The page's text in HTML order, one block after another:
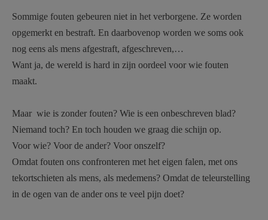
Sommige fouten gebeuren niet in het verborgene. Ze worden
opgemerkt en bestraft. En daarbovenop worden we soms ook
nog eens als mens afgestraft, afgeschreven,…
Want ja, de wereld is hard in zijn oordeel voor wie fouten
maakt.
Maar wie is zonder fouten? Wie is een onbeschreven blad?
Niemand toch? En toch houden we graag die schijn op.
Voor wie? Voor de ander? Voor onszelf?
Omdat fouten ons confronteren met het eigen falen, met ons
tekortschieten als mens, als medemens? Omdat de teleurstelling
in de ogen van de ander ons te veel pijn doet?